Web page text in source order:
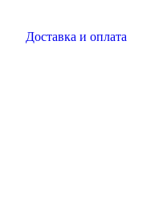
Доставка и оплата